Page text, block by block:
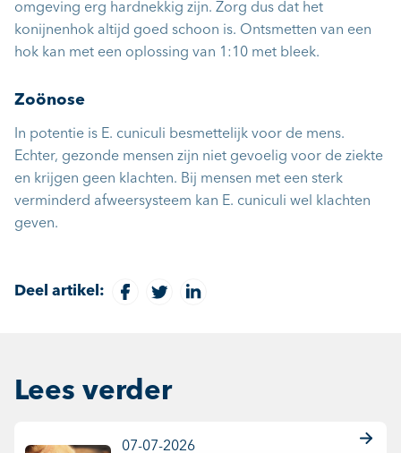
omgeving erg hardnekkig zijn. Zorg dus dat het
konijnenhok altijd goed schoon is. Ontsmetten van een
hok kan met een oplossing van 1:10 met bleek.
Zoönose
In potentie is E. cuniculi besmettelijk voor de mens.
Echter, gezonde mensen zijn niet gevoelig voor de ziekte
en krijgen geen klachten. Bij mensen met een sterk
verminderd afweersysteem kan E. cuniculi wel klachten
geven.
Deel artikel:
Lees verder
07-07-2026